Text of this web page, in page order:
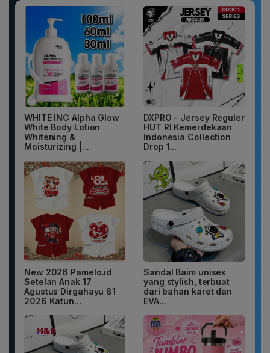
WHITE INC Alpha Glow
White Body Lotion
Whitening &
Moisturizing |...
DXPRO - Jersey Reguler
HUT RI Kemerdekaan
Indonesia Collection
Drop 1...
New 2026 Pamelo.id
Setelan Anak 17
Agustus Dirgahayu 81
2026 Katun...
Sandal Baim unisex
yang stylish, terbuat
dari bahan karet dan
EVA...